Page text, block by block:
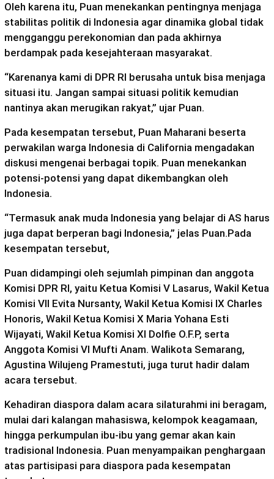
Oleh karena itu, Puan menekankan pentingnya menjaga
stabilitas politik di Indonesia agar dinamika global tidak
mengganggu perekonomian dan pada akhirnya
berdampak pada kesejahteraan masyarakat.
“Karenanya kami di DPR RI berusaha untuk bisa menjaga
situasi itu. Jangan sampai situasi politik kemudian
nantinya akan merugikan rakyat,” ujar Puan.
Pada kesempatan tersebut, Puan Maharani beserta
perwakilan warga Indonesia di California mengadakan
diskusi mengenai berbagai topik. Puan menekankan
potensi-potensi yang dapat dikembangkan oleh
Indonesia.
“Termasuk anak muda Indonesia yang belajar di AS harus
juga dapat berperan bagi Indonesia,” jelas Puan.Pada
kesempatan tersebut,
Puan didampingi oleh sejumlah pimpinan dan anggota
Komisi DPR RI, yaitu Ketua Komisi V Lasarus, Wakil Ketua
Komisi VII Evita Nursanty, Wakil Ketua Komisi IX Charles
Honoris, Wakil Ketua Komisi X Maria Yohana Esti
Wijayati, Wakil Ketua Komisi XI Dolfie O.F.P, serta
Anggota Komisi VI Mufti Anam. Walikota Semarang,
Agustina Wilujeng Pramestuti, juga turut hadir dalam
acara tersebut.
Kehadiran diaspora dalam acara silaturahmi ini beragam,
mulai dari kalangan mahasiswa, kelompok keagamaan,
hingga perkumpulan ibu-ibu yang gemar akan kain
tradisional Indonesia. Puan menyampaikan penghargaan
atas partisipasi para diaspora pada kesempatan